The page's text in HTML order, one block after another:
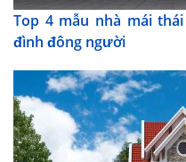
Top 4 mẫu nhà mái
đình đông người